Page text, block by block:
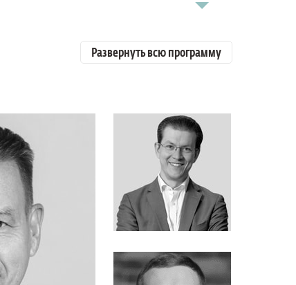
Развернуть всю программу
«Московский кредитный банк»